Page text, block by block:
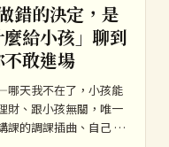
錯的決定，是
給小孩」聊到
敢進場
天我不在了，小孩能
財、跟小孩無關，唯一
課的調課插曲、自己 …